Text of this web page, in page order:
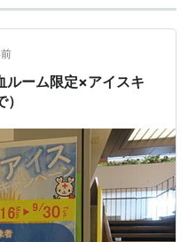
ルーム限定×アイスキ